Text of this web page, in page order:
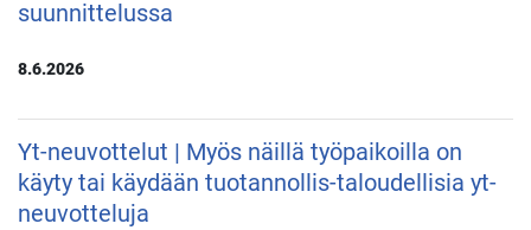
suunnittelussa
8.6.2026
Yt-neuvottelut | Myös näillä työpaikoilla on
käyty tai käydään tuotannollis-taloudellisia yt-
neuvotteluja